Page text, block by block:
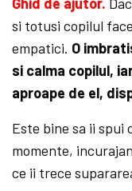
si totusi copilul
empatici. O
si calma copilul,
aproape de el,
Este bine sa ii spui
momente,
ce ii trece